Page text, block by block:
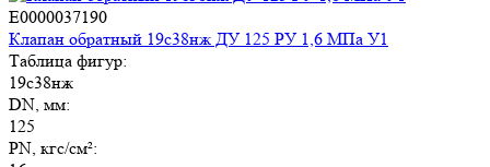
E0000037190
Клапан обратный 19с38нж ДУ 125 РУ 1,6 МПа У1
Таблица фигур:
19с38нж
DN, мм:
125
PN, кгс/см²: